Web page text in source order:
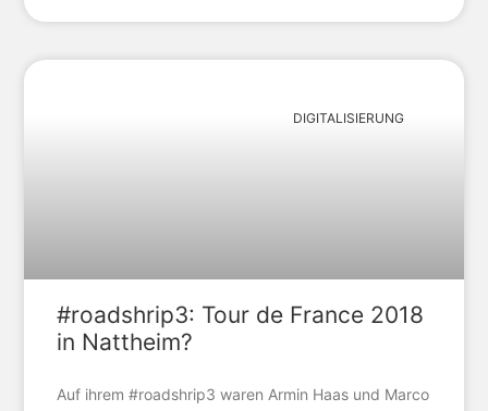
DIGITALISIERUNG
#roadshrip3: Tour de France 2018
in Nattheim?
Auf ihrem #roadshrip3 waren Armin Haas und Marco